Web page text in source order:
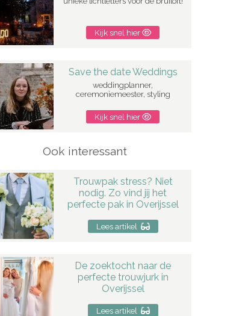
Kijk snel hier
Save the date Weddings
weddingplanner,
ceremoniemeester, styling
Kijk snel hier
Ook interessant
Trouwpak stress? Niet
nodig. Zo vind jij het
perfecte pak in Overijssel
Lees artikel
De zoektocht naar de
perfecte trouwjurk in
Overijssel
Lees artikel